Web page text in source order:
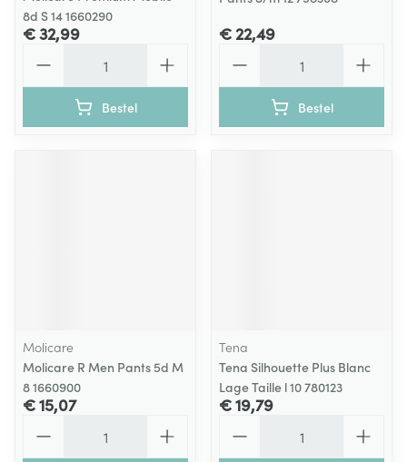
8d S 14 1660290
€ 32,99
Bestel
€ 22,49
Bestel
Molicare
Molicare R Men Pants 5d M
8 1660900
€ 15,07
Tena
Tena Silhouette Plus Blanc
Lage Taille l 10 780123
€ 19,79